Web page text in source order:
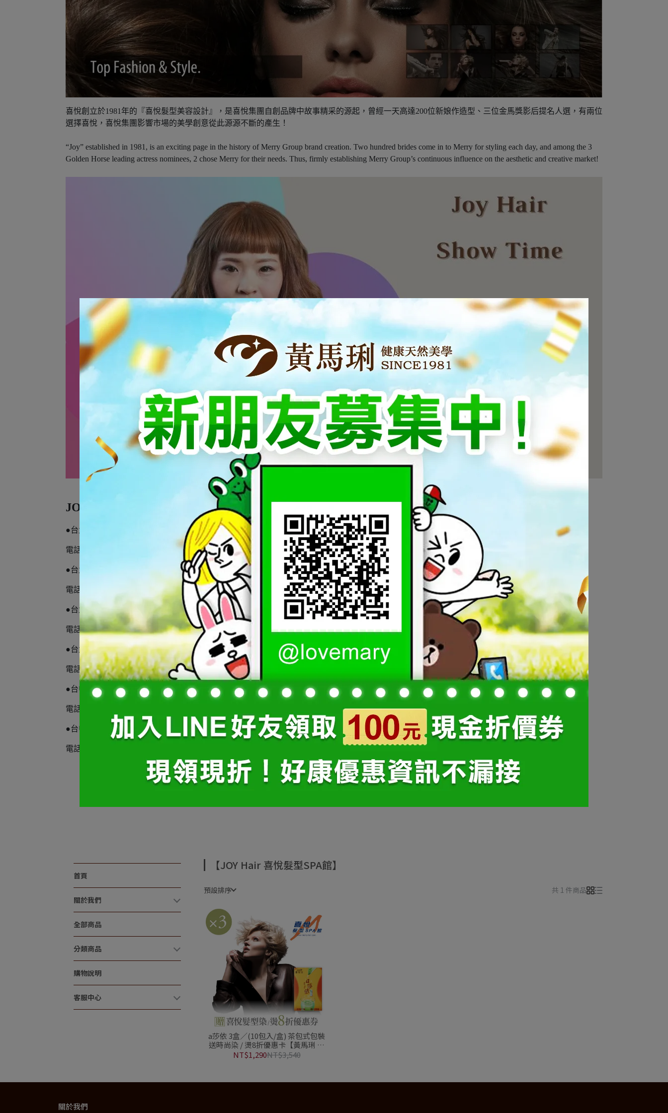
喜悅創立於1981年的『喜悅髮型美容設計』，是喜悅集團自創品牌中故事精采的源起，曾經一天高達200位新娘作造型、三位金馬獎影后提名人選，有兩位
選擇喜悅，喜悅集團影響市場的美學創意從此源源不斷的產生！
“Joy” established in 1981, is an exciting page in the history of Merry Group brand creation. Two hundred brides come in to Merry for styling each day, and among the 3
Golden Horse leading actress nominees, 2 chose Merry for their needs. Thus, firmly establishing Merry Group’s continuous influence on the aesthetic and creative market!
JOY Hair --各區分店
●台北 長春館 地址:台北市長春路22號2樓
電話:(02)2561-6894
●台北 忠孝館 地址:台北市忠孝東路四段177號3樓
電話:(02)2771-8708
●台北 士林館 地址:台北市中山北路五段647號2樓
電話:(02)2837-7373
●台北 板橋館 地址:新北市板橋區館前東路20號4樓
電話:(02)2964-5526
●台中 自由館 地址:台中市自由路二段34號2樓
電話:(04)2222-6888
●台中 旺盛館 地址:台中市漢口路二段19之7號1樓
電話:(04)2314-6688
首頁
關於我們
全部商品
分類商品
購物說明
客服中心
【JOY Hair 喜悅髮型SPA館】
預設排序 共 1 件商品
a莎依 3盒／(10包入/盒) 茶包式包裝
送時尚染 / 燙8折優惠卡【黃馬琍 喜
悅髮型SPA館】
NT$1,290NT$3,540
關於我們